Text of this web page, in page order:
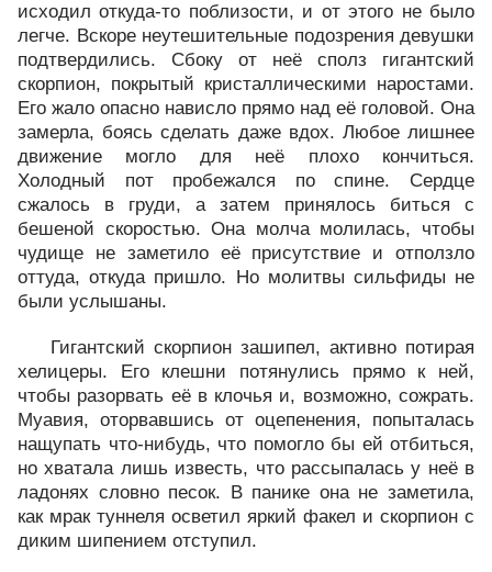
исходил откуда-то поблизости, и от этого не было
легче. Вскоре неутешительные подозрения девушки
подтвердились. Сбоку от неё сполз гигантский
скорпион, покрытый кристаллическими наростами.
Его жало опасно нависло прямо над её головой. Она
замерла, боясь сделать даже вдох. Любое лишнее
движение могло для неё плохо кончиться.
Холодный пот пробежался по спине. Сердце
сжалось в груди, а затем принялось биться с
бешеной скоростью. Она молча молилась, чтобы
чудище не заметило её присутствие и отползло
оттуда, откуда пришло. Но молитвы сильфиды не
были услышаны.
Гигантский скорпион зашипел, активно потирая
хелицеры. Его клешни потянулись прямо к ней,
чтобы разорвать её в клочья и, возможно, сожрать.
Муавия, оторвавшись от оцепенения, попыталась
нащупать что-нибудь, что помогло бы ей отбиться,
но хватала лишь известь, что рассыпалась у неё в
ладонях словно песок. В панике она не заметила,
как мрак туннеля осветил яркий факел и скорпион с
диким шипением отступил.